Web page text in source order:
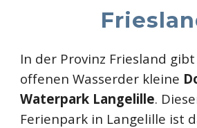
In der Provinz Friesland
offenen Wasserder kleine
Waterpark Langelille.
Ferienpark in Langelille ist